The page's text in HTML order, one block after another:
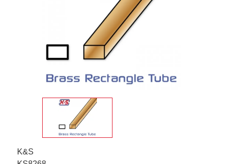
K&S